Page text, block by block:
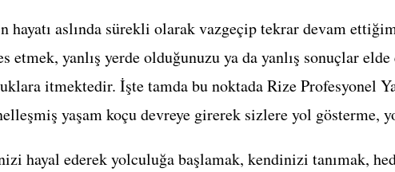
hayatı aslında sürekli olarak vazgeçip tekrar devam
etmek, yanlış yerde olduğunuzu ya da yanlış sonuçlar
itmektedir. İşte tamda bu noktada Rize Profesyonel
yaşam koçu devreye girerek sizlere yol gösterme,
hayal ederek yolculuğa başlamak, kendinizi tanımak,